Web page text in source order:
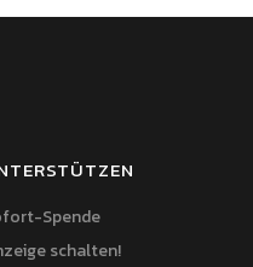
Spende
schalten!